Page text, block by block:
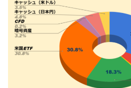
投資信託のポートフ
ポートフォリオの見直し
ポートフォリオ公開 まと